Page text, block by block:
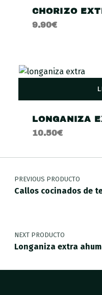
CHORIZO
9.90€
LONGANIZA
10.50€
PREVIOUS PRODUCTO
Callos cocinados de
NEXT PRODUCTO
Longaniza extra